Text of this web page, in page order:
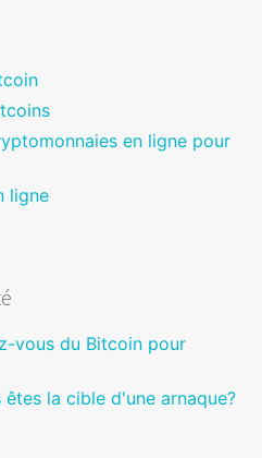
en ligne pour
ligne
vous du Bitcoin pour
la cible d'une arnaque?